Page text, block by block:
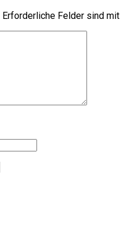
Erforderliche Felder sind mit